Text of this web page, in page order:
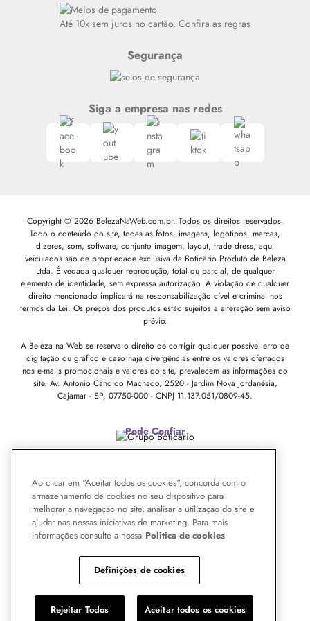
Siga nosso canal no Whatsapp
Até 10x sem juros no cartão. Confira as regras
Segurança
Siga a empresa nas redes
Copyright © 2026 BelezaNaWeb.com.br. Todos os direitos reservados.
Todo o conteúdo do site, todas as fotos, imagens, logotipos, marcas,
dizeres, som, software, conjunto imagem, layout, trade dress, aqui
veiculados são de propriedade exclusiva da Boticário Produto de Beleza
Ltda. É vedada qualquer reprodução, total ou parcial, de qualquer
elemento de identidade, sem expressa autorização. A violação de qualquer
direito mencionado implicará na responsabilização cível e criminal nos
termos da Lei. Os preços dos produtos estão sujeitos a alteração sem aviso
prévio.
A Beleza na Web se reserva o direito de corrigir qualquer possível erro de
digitação ou gráfico e caso haja divergências entre os valores ofertados
nos e-mails promocionais e valores do site, prevalecem as informações do
site. Av. Antonio Cândido Machado, 2520 - Jardim Nova Jordanésia,
Cajamar - SP, 07750-000 - CNPJ 11.137.051/0809-45.
Pode Confiar
Ao clicar em "Aceitar todos os cookies", concorda com o
armazenamento de cookies no seu dispositivo para
melhorar a navegação no site, analisar a utilização do site e
ajudar nas nossas iniciativas de marketing. Para mais
informações consulte a nossa Politica de cookies
Definições de cookies
Rejeitar Todos Aceitar todos os cookies